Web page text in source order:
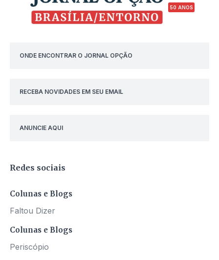
50 ANOS
ONDE ENCONTRAR O JORNAL OPÇÃO
RECEBA NOVIDADES EM SEU EMAIL
ANUNCIE AQUI
Redes sociais
Colunas e Blogs
Faltou Dizer
Colunas e Blogs
Periscópio